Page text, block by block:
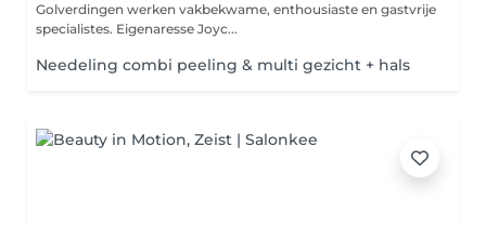
Golverdingen werken vakbekwame, enthousiaste en gastvrije
specialistes. Eigenaresse Joyc...
Needeling combi peeling & multi gezicht + hals